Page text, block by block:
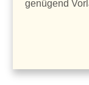
genügend